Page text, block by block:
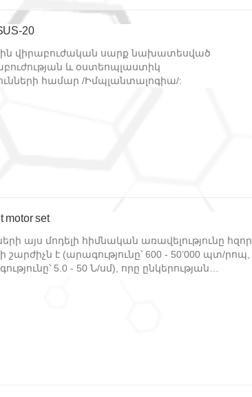
20
վիրաբուժական սարք նախատեսված
և օստեոպլաստիկ
վիրահատությունների համար /Իմպլանտալոգիա/:
motor set
այս մոդելի հիմնական առավելությունը հզոր
է (արագությունը՝ 600 - 50’000 պտ/րոպ,
5.0 - 50 Ն/սմ), որը ընկերության